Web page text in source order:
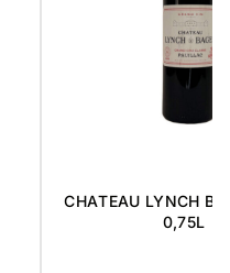
CHATEAU LYNCH
0,75L